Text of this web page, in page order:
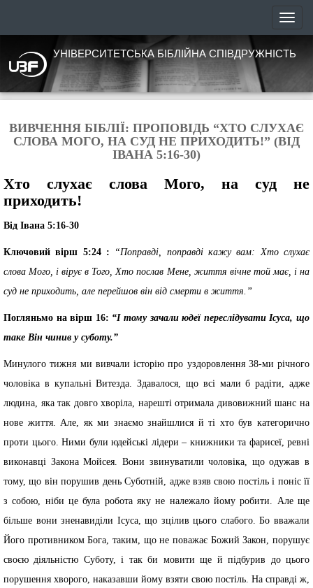
УНІВЕРСИТЕТСЬКА БІБЛІЙНА СПІВДРУЖНІСТЬ
ВИВЧЕННЯ БІБЛІЇ: ПРОПОВІДЬ “ХТО СЛУХАЄ
СЛОВА МОГО, НА СУД НЕ ПРИХОДИТЬ!” (ВІД
ІВАНА 5:16-30)
Хто слухає слова Мого, на суд не
приходить!
Від Івана 5:16-30
Ключовий вірш 5:24 :
“Поправді, поправді кажу вам: Хто слухає
слова Мого, і вірує в Того, Хто послав Мене, життя вічне той має, і на
суд не приходить, але перейшов він від смерти в життя.”
Погляньмо на вірш 16: “І тому зачали юдеї переслідувати Ісуса, що
таке Він чинив у суботу.”
Минулого тижня ми вивчали історію про уздоровлення 38-ми річного
чоловіка в купальні Витезда. Здавалося, що всі мали б радіти, адже
людина, яка так довго хворіла, нарешті отримала дивовижний шанс на
нове життя. Але, як ми знаємо знайшлися й ті хто був категорично
проти цього. Ними були юдейські лідери – книжники та фарисеї, ревні
виконавці Закона Мойсея. Вони звинуватили чоловіка, що одужав в
тому, що він порушив день Суботній, адже взяв свою постіль і поніс її
з собою, ніби це була робота яку не належало йому робити. Але ще
більше вони зненавиділи Ісуса, що зцілив цього слабого. Бо вважали
Його противником Бога, таким, що не поважає Божий Закон, порушує
своєю діяльністю Суботу, і так би мовити ще й підбурив до цього
порушення хворого, наказавши йому взяти свою постіль. На справді ж,